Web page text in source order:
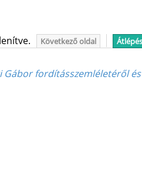
Következő oldal
Gábor fordításszemléletéről